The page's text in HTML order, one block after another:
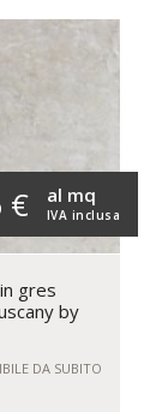
€ IVA inclusa
al mq
gres
by
DA SUBITO